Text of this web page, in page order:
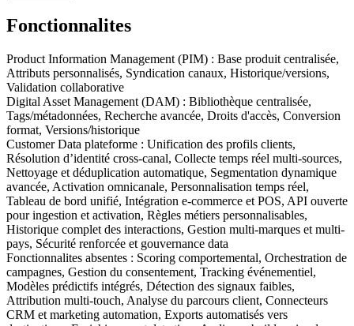
Fonctionnalites
Product Information Management (PIM) : Base produit centralisée,
Attributs personnalisés, Syndication canaux, Historique/versions,
Validation collaborative
Digital Asset Management (DAM) : Bibliothèque centralisée,
Tags/métadonnées, Recherche avancée, Droits d'accès, Conversion
format, Versions/historique
Customer Data plateforme : Unification des profils clients,
Résolution d’identité cross-canal, Collecte temps réel multi-sources,
Nettoyage et déduplication automatique, Segmentation dynamique
avancée, Activation omnicanale, Personnalisation temps réel,
Tableau de bord unifié, Intégration e-commerce et POS, API ouverte
pour ingestion et activation, Règles métiers personnalisables,
Historique complet des interactions, Gestion multi-marques et multi-
pays, Sécurité renforcée et gouvernance data
Fonctionnalites absentes : Scoring comportemental, Orchestration de
campagnes, Gestion du consentement, Tracking événementiel,
Modèles prédictifs intégrés, Détection des signaux faibles,
Attribution multi-touch, Analyse du parcours client, Connecteurs
CRM et marketing automation, Exports automatisés vers